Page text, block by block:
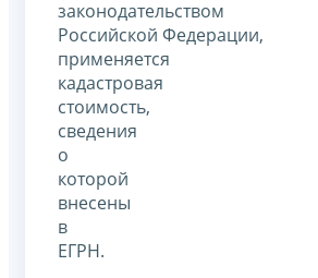
законодательством
Российской Федерации,
применяется
кадастровая
стоимость,
сведения
о
которой
внесены
в
ЕГРН.